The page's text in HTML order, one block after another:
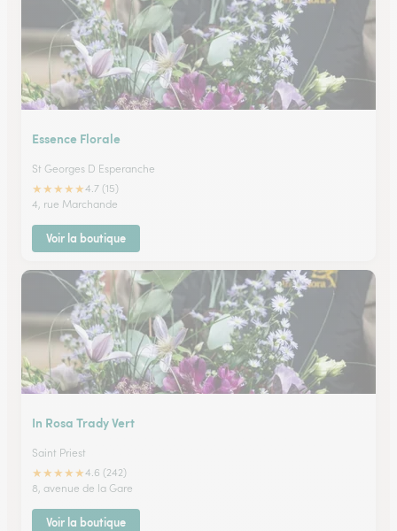
Essence Florale
St Georges D Esperanche
★★★★★4.7 (15)
4, rue Marchande
Voir la boutique
In Rosa Trady Vert
Saint Priest
★★★★★4.6 (242)
8, avenue de la Gare
Voir la boutique